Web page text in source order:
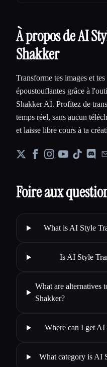
À propos de AI
Shakker
Transforme tes images et
époustouflantes grâce à
Shakker AI. Profitez de
temps réel, sans aucun
et laisse libre cours à ta
Foire aux
What is AI Style
Is AI Style
What are alternatives
Shakker?
Where can I get AI
What category is AI